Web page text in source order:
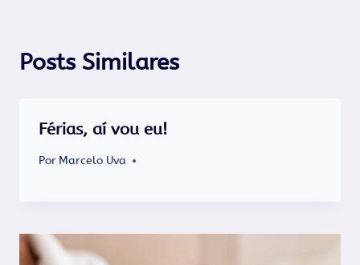
Posts Similares
Férias, aí vou eu!
Por Marcelo Uva